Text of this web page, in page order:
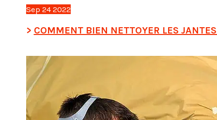
Sep 24 2022
COMMENT BIEN NETTOYER LES